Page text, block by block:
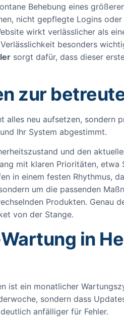
Behebung eines
nicht gepflegte Logins oder
wirkt verlässlicher als
besonders
sorgt dafür, dass dieser
zur
neu aufsetzen, sondern
Ihr System abgestimmt.
und den
mit klaren Prioritäten,
in einem festen Rhythmus,
um die passenden
Produkten. Genau
von der Stange.
in
ist ein monatlicher
sondern dass
anfälliger für Fehler.